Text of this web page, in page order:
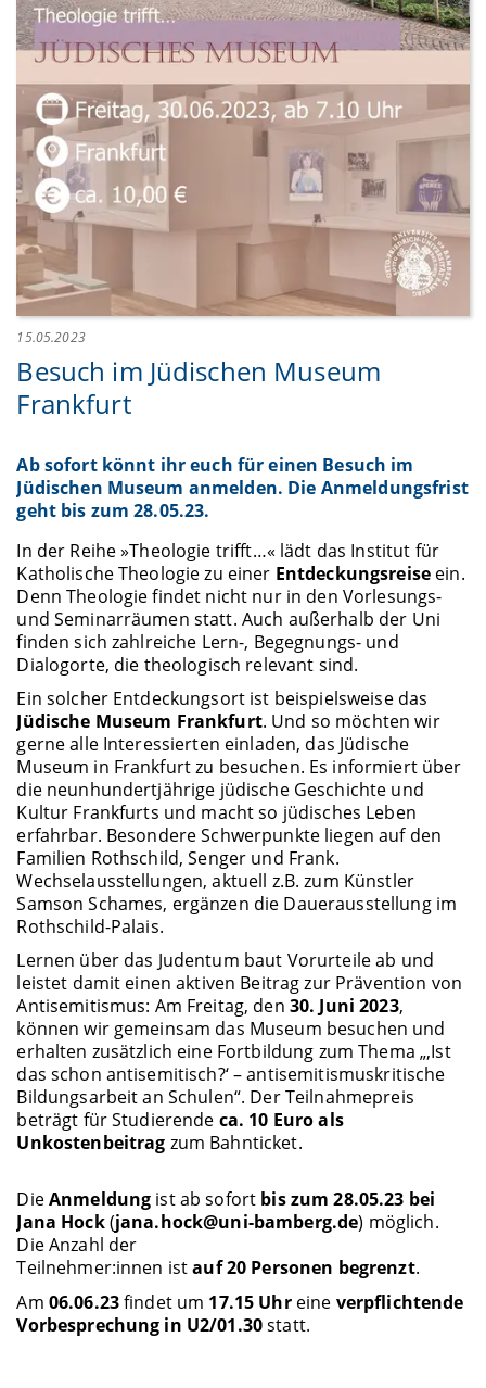
15.05.2023
Besuch im Jüdischen Museum
Frankfurt
Ab sofort könnt ihr euch für einen Besuch im
Jüdischen Museum anmelden. Die Anmeldungsfrist
geht bis zum 28.05.23.
In der Reihe »Theologie trifft…« lädt das Institut für
Katholische Theologie zu einer Entdeckungsreiseein.
Denn Theologie findet nicht nur in den Vorlesungs-
und Seminarräumen statt. Auch außerhalb der Uni
finden sich zahlreiche Lern-, Begegnungs- und
Dialogorte, die theologisch relevant sind.
Ein solcher Entdeckungsort ist beispielsweise das
Jüdische Museum Frankfurt. Und so möchten wir
gerne alle Interessierten einladen, das Jüdische
Museum in Frankfurt zu besuchen. Es informiert über
die neunhundertjährige jüdische Geschichte und
Kultur Frankfurts und macht so jüdisches Leben
erfahrbar. Besondere Schwerpunkte liegen auf den
Familien Rothschild, Senger und Frank.
Wechselausstellungen, aktuell z.B. zum Künstler
Samson Schames, ergänzen die Dauerausstellung im
Rothschild-Palais.
Lernen über das Judentum baut Vorurteile ab und
leistet damit einen aktiven Beitrag zur Prävention von
Antisemitismus: Am Freitag, den 30. Juni 2023,
können wir gemeinsam das Museum besuchen und
erhalten zusätzlich eine Fortbildung zum Thema „‚Ist
das schon antisemitisch?‘ – antisemitismuskritische
Bildungsarbeit an Schulen“. Der Teilnahmepreis
beträgt für Studierende ca. 10 Euro als
Unkostenbeitrag zum Bahnticket.
DieAnmeldung ist ab sofort bis zum 28.05.23 bei
Jana Hock(jana.hock@uni-bamberg.de) möglich.
Die Anzahl der
Teilnehmer:innen istauf 20 Personen begrenzt.
Am 06.06.23findet um 17.15 Uhreine verpflichtende
Vorbesprechung in U2/01.30statt.